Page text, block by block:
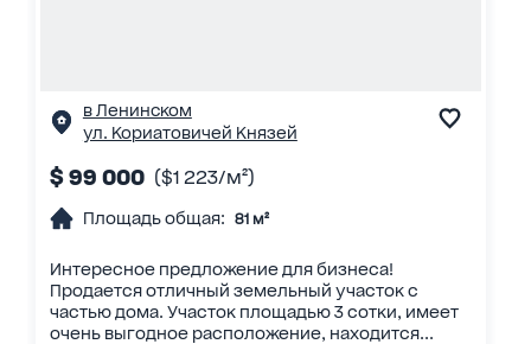
в Ленинском
ул. Кориатовичей Князей
$ 99 000 ($1 223/м²)
Площадь общая: 81 м²
Интересное предложение для бизнеса!
Продается отличный земельный участок с
частью дома. Участок площадью 3 сотки, имеет
очень выгодное расположение, находится...